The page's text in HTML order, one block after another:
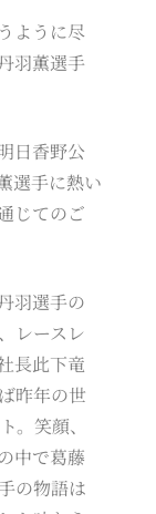
ように尽
羽薫選手
日香野公
選手に熱い
じてのご
羽選手の
レースレ
長此下竜
昨年の世
。笑顔、
中で葛藤
の物語は